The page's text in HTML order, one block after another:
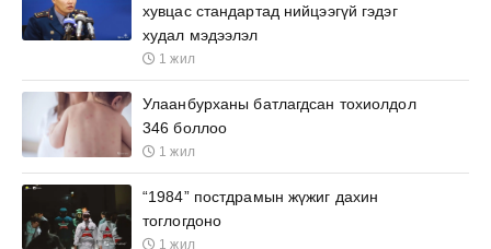
хувцас стандартад нийцээгүй гэдэг
худал мэдээлэл
1 жил
Улаанбурханы батлагдсан тохиолдол
346 боллоо
1 жил
“1984” постдрамын жүжиг дахин
тоглогдоно
1 жил